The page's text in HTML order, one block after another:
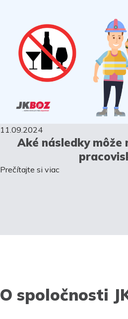
11.09.2024
Aké následky môže
Prečítajte si viac
O spoločnosti